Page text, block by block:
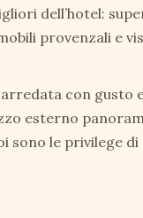
dell’hotel:
provenzali e
arredata con gusto
esterno
sono le privilege di